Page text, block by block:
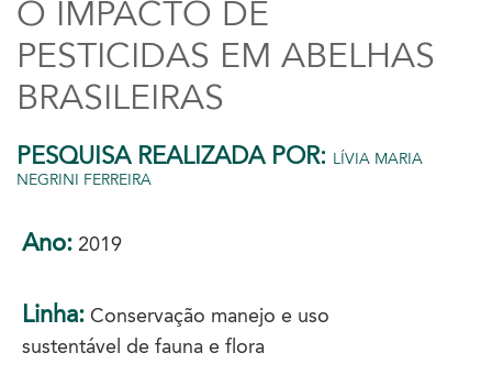
O IMPACTO DE
PESTICIDAS EM ABELHAS
BRASILEIRAS
PESQUISA REALIZADA POR: LÍVIA MARIA
NEGRINI FERREIRA
Ano: 2019
Linha: Conservação manejo e uso
sustentável de fauna e flora